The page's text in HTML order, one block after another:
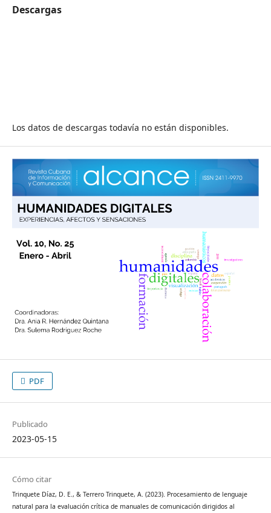
Descargas
Los datos de descargas todavía no están disponibles.
PDF
Publicado
2023-05-15
Cómo citar
Trinquete Díaz, D. E., & Terrero Trinquete, A. (2023). Procesamiento de lenguaje
natural para la evaluación crítica de manuales de comunicación dirigidos al